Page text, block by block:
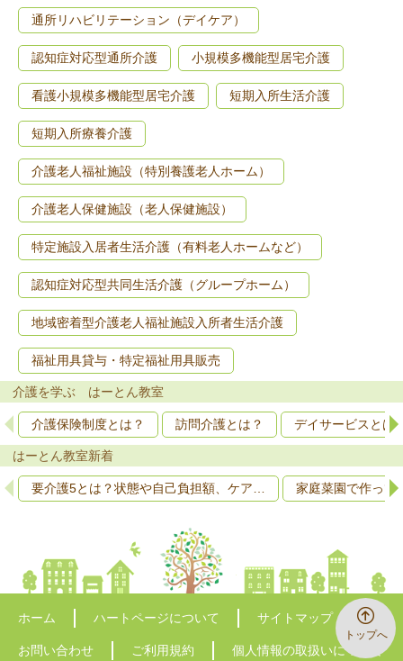
トップへ
通所リハビリテーション（デイケア）
認知症対応型通所介護 小規模多機能型居宅介護
看護小規模多機能型居宅介護 短期入所生活介護
短期入所療養介護
介護老人福祉施設（特別養護老人ホーム）
介護老人保健施設（老人保健施設）
特定施設入居者生活介護（有料老人ホームなど）
認知症対応型共同生活介護（グループホーム）
地域密着型介護老人福祉施設入所者生活介護
福祉用具貸与・特定福祉用具販売
介護を学ぶ はーとん教室
介護保険制度とは？ 訪問介護とは？ デイサービスとは
はーとん教室新着
要介護5とは？状態や自己負担額、ケア… 家庭菜園で作っ
ホーム ハートページについて サイトマップ
お問い合わせ ご利用規約 個人情報の取扱いについて